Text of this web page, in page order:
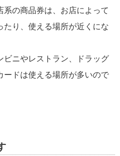
系の商品券は、お店によって
たり、使える場所が近くにな
ビニやレストラン、ドラッグ
ードは使える場所が多いので